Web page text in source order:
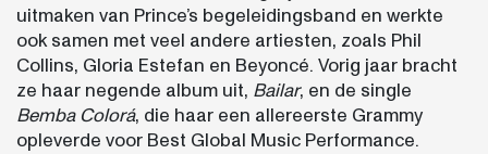
uitmaken van Prince’s begeleidingsband en werkte
ook samen met veel andere artiesten, zoals Phil
Collins, Gloria Estefan en Beyoncé. Vorig jaar bracht
ze haar negende album uit, Bailar, en de single
Bemba Colorá, die haar een allereerste Grammy
opleverde voor Best Global Music Performance.